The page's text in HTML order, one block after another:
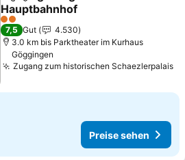
Hauptbahnhof
Preise sehen
2 Sterne
7,5 Gut
4.530
3.0 km bis Parktheater im Kurhaus
Göggingen
Zugang zum historischen Schaezlerpalais
Preise sehen